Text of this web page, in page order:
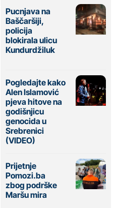
Pucnjava na
Baščaršiji,
policija
blokirala ulicu
Kundurdžiluk
Pogledajte kako
Alen Islamović
pjeva hitove na
godišnjicu
genocida u
Srebrenici
(VIDEO)
Prijetnje
Pomozi.ba
zbog podrške
Maršu mira